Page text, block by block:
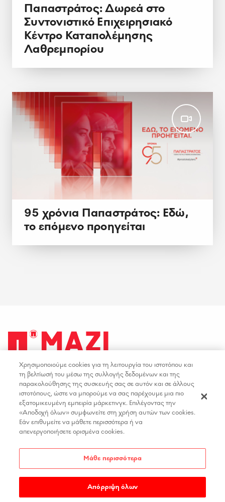
Παπαστράτος: Δωρεά στο
Συντονιστικό Επιχειρησιακό
Κέντρο Καταπολέμησης
Λαθρεμπορίου
95 χρόνια Παπαστράτος: Εδώ,
το επόμενο προηγείται
PAPASTRATOS
ΟΡΟΙ ΧΡΗΣΗΣ
ΠΟΛΙΤΙΚΗ ΑΠΟΡΡΗΤΟΥ
ΔΗΛΩΣΗ ΠΡΟΣΒΑΣΙΜΟΤΗΤΑΣ
ΕΠΙΚΟΙΝΩΝΙΑ
ΘΕΣΕΙΣ ΕΡΓΑΣΙΑΣ
facebookyoutubeinstagramlinkedin
Χρησιμοποιούμε cookies για τη λειτουργία του ιστοτόπου και
τη βελτίωσή του μέσω της συλλογής δεδομένων και της
παρακολούθησης της συσκευής σας σε αυτόν και σε άλλους
ιστοτόπους, ώστε να μπορούμε να σας παρέχουμε μια πιο
εξατομικευμένη εμπειρία μάρκετινγκ. Επιλέγοντας την
«Αποδοχή όλων» συμφωνείτε στη χρήση αυτών των cookies.
Εάν επιθυμείτε να μάθετε περισσότερα ή να
απενεργοποιήσετε ορισμένα cookies.
Μάθε περισσότερα
Απόρριψη όλων